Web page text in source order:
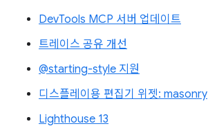
DevTools MCP 서버 업데이트
트레이스 공유 개선
@starting-style 지원
디스플레이용 편집기 위젯: masonry
Lighthouse 13